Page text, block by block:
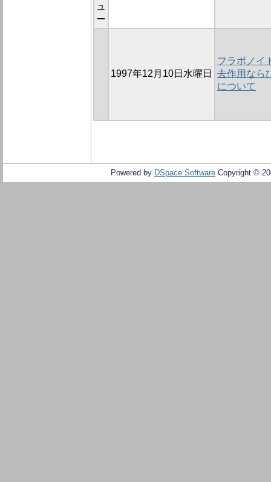
ュ
ー
1997年12月10日水曜日
フラボノイ
去作用なら
について
Powered by DSpace Software Copyright ©